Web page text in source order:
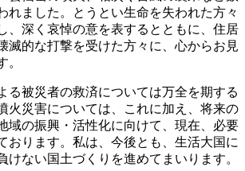
れました。とうとい生命を失われた方々
、深く哀悼の意を表するとともに、住居
滅的な打撃を受けた方々に、心からお見
。
被災者の救済については万全を期する
火災害については、これに加え、将来の
域の振興・活性化に向けて、現在、必要
おります。私は、今後とも、生活大国に
けない国土づくりを進めてまいります。